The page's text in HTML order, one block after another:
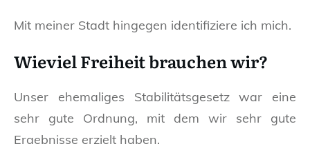
Mit meiner Stadt hingegen identifiziere ich mich.
Wieviel Freiheit brauchen wir?
Unser ehemaliges Stabilitätsgesetz war eine
sehr gute Ordnung, mit dem wir sehr gute
Ergebnisse erzielt haben.